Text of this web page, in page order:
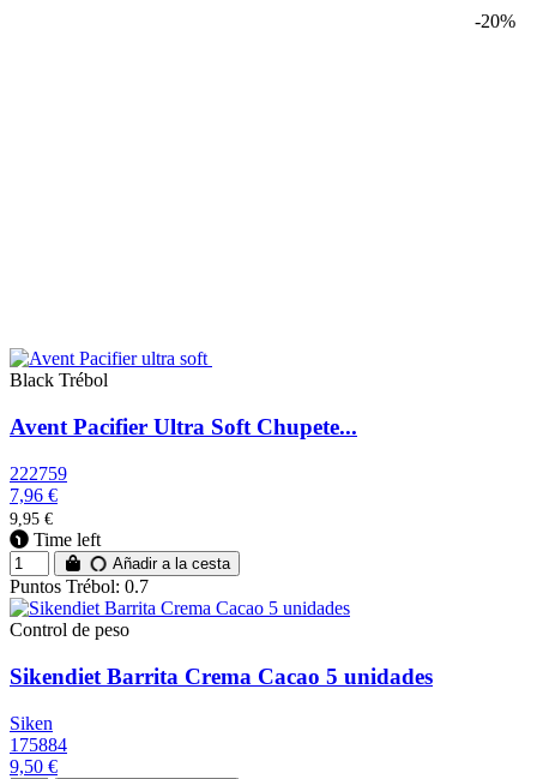
-20%
Black Trébol
Avent Pacifier Ultra Soft Chupete...
222759
7,96 €
9,95 €
Time left
Añadir a la cesta
Puntos Trébol: 0.7
Control de peso
Sikendiet Barrita Crema Cacao 5 unidades
Siken
175884
9,50 €